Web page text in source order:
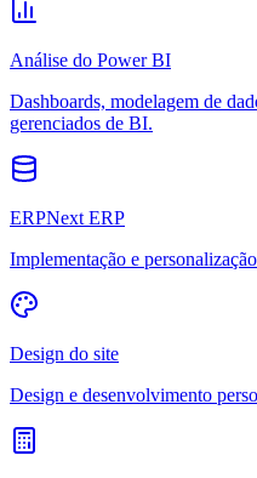
Análise do Power BI
Dashboards, modelagem de
gerenciados de BI.
ERPNext ERP
Implementação e
Design do site
Design e desenvolvimento